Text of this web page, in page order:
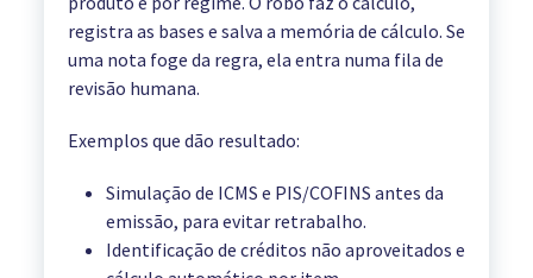
registra as bases e salva a memória de cálculo. Se
uma nota foge da regra, ela entra numa fila de
revisão humana.
Exemplos que dão resultado:
Simulação de ICMS e PIS/COFINS antes da
emissão, para evitar retrabalho.
Identificação de créditos não aproveitados e